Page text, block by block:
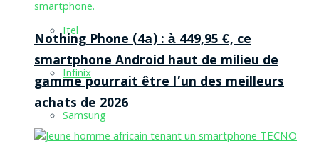
Itel
Infinix
Samsung
Nothing Phone (4a) : à 449,95 €, ce
smartphone Android haut de milieu de
gamme pourrait être l’un des meilleurs
achats de 2026